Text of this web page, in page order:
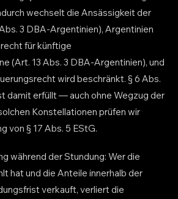
wechselt die Ansässigkeit der
3 DBA-Argentinien), Argentinien
für künftige
(Art. 13 Abs. 3 DBA-Argentinien), und
wird beschränkt. § 6 Abs.
damit erfüllt — auch ohne Wegzug der
Konstellationen prüfen wir
von § 17 Abs. 5 EStG.
während der Stundung: Wer die
hat und die Anteile innerhalb der
verkauft, verliert die